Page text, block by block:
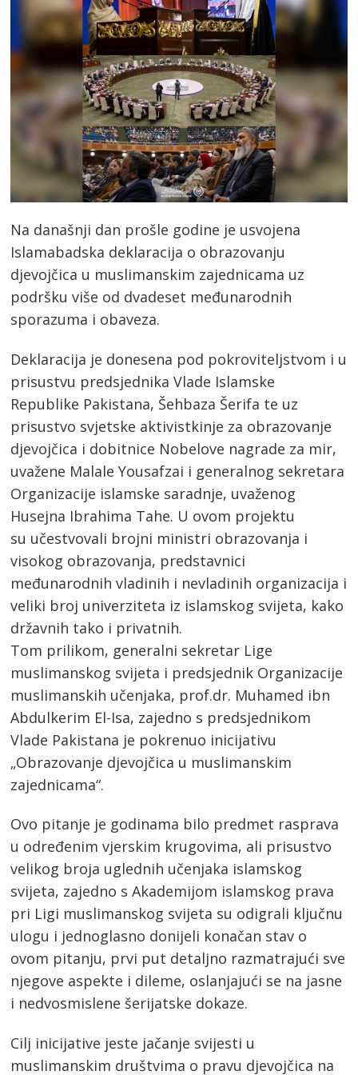
Na današnji dan prošle godine je usvojena
Islamabadska deklaracija o obrazovanju
djevojčica u muslimanskim zajednicama uz
podršku više od dvadeset međunarodnih
sporazuma i obaveza.
Deklaracija je donesena pod pokroviteljstvom i u
prisustvu predsjednika Vlade Islamske
Republike Pakistana, Šehbaza Šerifa te uz
prisustvo svjetske aktivistkinje za obrazovanje
djevojčica i dobitnice Nobelove nagrade za mir,
uvažene Malale Yousafzai i generalnog sekretara
Organizacije islamske saradnje, uvaženog
Husejna Ibrahima Tahe. U ovom projektu
su učestvovali brojni ministri obrazovanja i
visokog obrazovanja, predstavnici
međunarodnih vladinih i nevladinih organizacija i
veliki broj univerziteta iz islamskog svijeta, kako
državnih tako i privatnih.
Tom prilikom, generalni sekretar Lige
muslimanskog svijeta i predsjednik Organizacije
muslimanskih učenjaka, prof.dr. Muhamed ibn
Abdulkerim El-Isa, zajedno s predsjednikom
Vlade Pakistana je pokrenuo inicijativu
„Obrazovanje djevojčica u muslimanskim
zajednicama“.
Ovo pitanje je godinama bilo predmet rasprava
u određenim vjerskim krugovima, ali prisustvo
velikog broja uglednih učenjaka islamskog
svijeta, zajedno s Akademijom islamskog prava
pri Ligi muslimanskog svijeta su odigrali ključnu
ulogu i jednoglasno donijeli konačan stav o
ovom pitanju, prvi put detaljno razmatrajući sve
njegove aspekte i dileme, oslanjajući se na jasne
i nedvosmislene šerijatske dokaze.
Cilj inicijative jeste jačanje svijesti u
muslimanskim društvima o pravu djevojčica na